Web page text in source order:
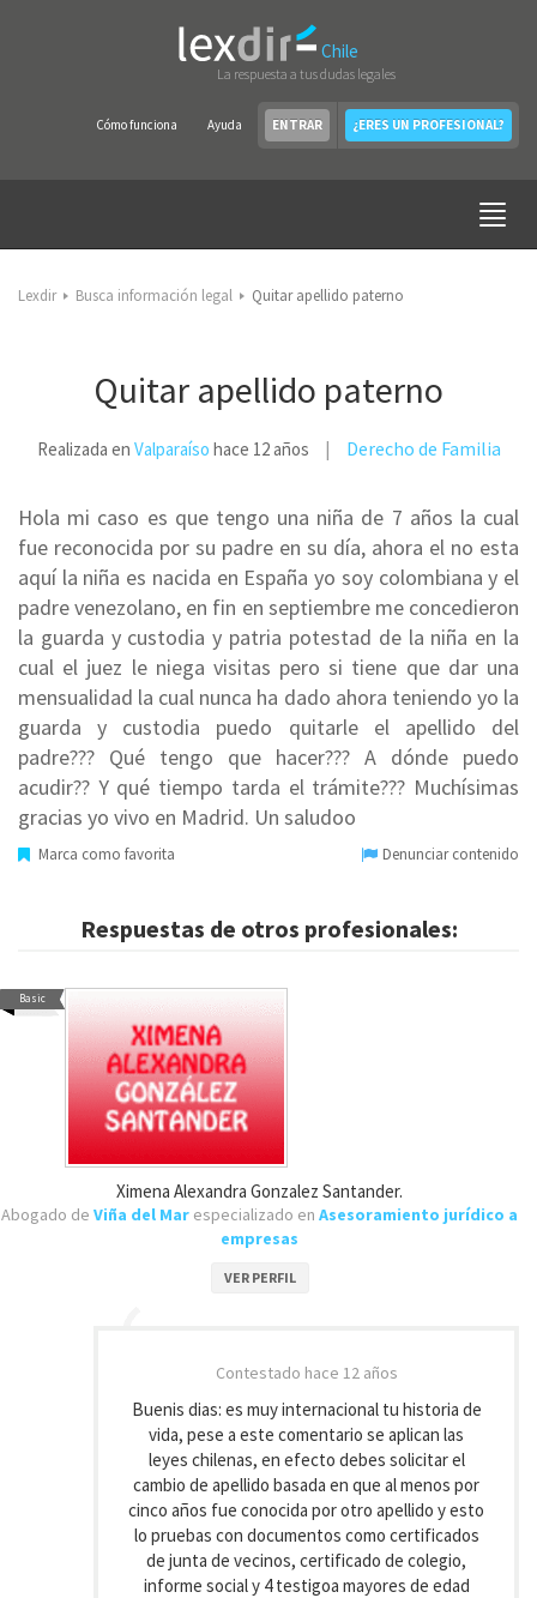
Chile
La respuesta a tus dudas legales
Cómo funciona Ayuda ENTRAR ¿ERES UN PROFESIONAL?
Lexdir Busca información legal Quitar apellido paterno
Quitar apellido paterno
Realizada en Valparaíso hace 12 años Derecho de Familia
Hola mi caso es que tengo una niña de 7 años la cual
fue reconocida por su padre en su día, ahora el no esta
aquí la niña es nacida en España yo soy colombiana y el
padre venezolano, en fin en septiembre me concedieron
la guarda y custodia y patria potestad de la niña en la
cual el juez le niega visitas pero si tiene que dar una
mensualidad la cual nunca ha dado ahora teniendo yo la
guarda y custodia puedo quitarle el apellido del
padre??? Qué tengo que hacer??? A dónde puedo
acudir?? Y qué tiempo tarda el trámite??? Muchísimas
gracias yo vivo en Madrid. Un saludoo
Marca como favorita Denunciar contenido
Respuestas de otros profesionales:
Basic
Ximena Alexandra Gonzalez Santander.
Abogado de Viña del Mar especializado en Asesoramiento jurídico a
empresas
VER PERFIL
Contestado hace 12 años
Buenis dias: es muy internacional tu historia de
vida, pese a este comentario se aplican las
leyes chilenas, en efecto debes solicitar el
cambio de apellido basada en que al menos por
cinco años fue conocida por otro apellido y esto
lo pruebas con documentos como certificados
de junta de vecinos, certificado de colegio,
informe social y 4 testigoa mayores de edad